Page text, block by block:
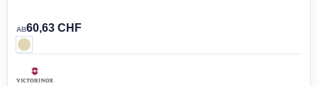
AB60,63 CHF